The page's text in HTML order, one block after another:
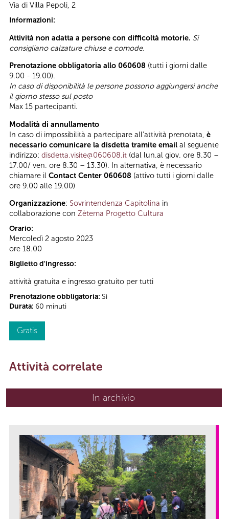
Via di Villa Pepoli, 2
Informazioni:
Attività non adatta a persone con difficoltà motorie. Si
consigliano calzature chiuse e comode.
Prenotazione obbligatoria allo 060608 (tutti i giorni dalle
9.00 - 19.00).
In caso di disponibilità le persone possono aggiungersi anche
il giorno stesso sul posto
Max 15 partecipanti.
Modalità di annullamento
In caso di impossibilità a partecipare all’attività prenotata, è
necessario comunicare la disdetta tramite email al seguente
indirizzo: disdetta.visite@060608.it (dal lun.al giov. ore 8.30 –
17.00/ ven. ore 8.30 – 13.30). In alternativa, è necessario
chiamare il Contact Center 060608 (attivo tutti i giorni dalle
ore 9.00 alle 19.00)
Organizzazione: Sovrintendenza Capitolina in
collaborazione con Zètema Progetto Cultura
Orario:
Mercoledì 2 agosto 2023
ore 18.00
Biglietto d'ingresso:
attività gratuita e ingresso gratuito per tutti
Prenotazione obbligatoria: Sì
Durata: 60 minuti
Gratis
Attività correlate
In archivio